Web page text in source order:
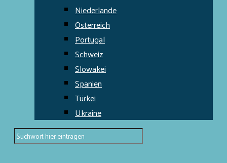
Niederlande
Österreich
Portugal
Schweiz
Slowakei
Spanien
Türkei
Ukraine